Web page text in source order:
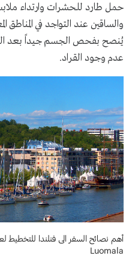
حمل طارد للحشرات وارتداء
والساقين عند التواجد في
يُنصح بفحص الجسم جيداً بعد
عدم وجود القراد.
Luomala